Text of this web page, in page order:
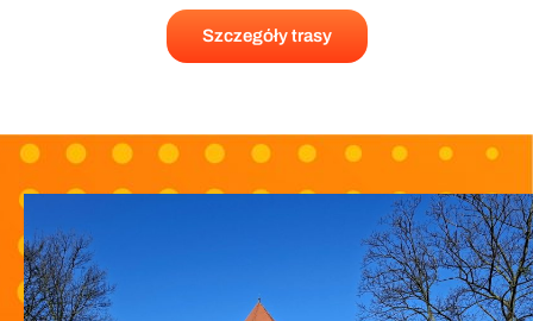
Szczegóły trasy